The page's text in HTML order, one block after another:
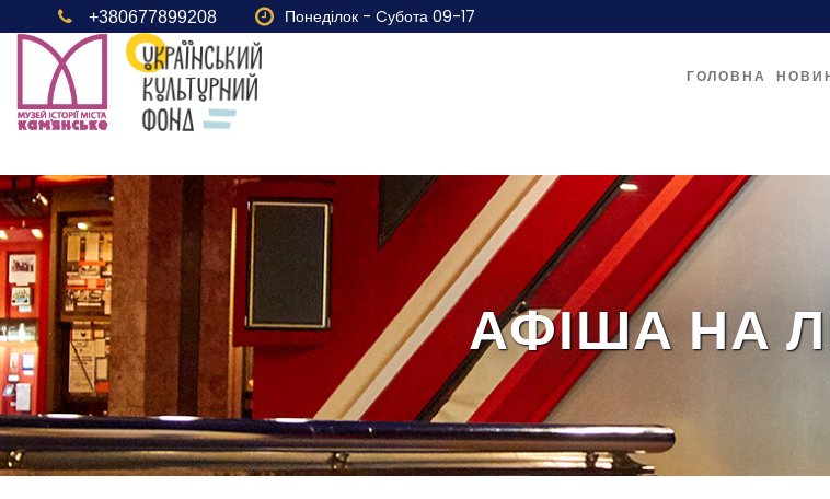
+380677899208 Понеділок - Cубота 09-17
ГОЛОВНА
АФІША НА